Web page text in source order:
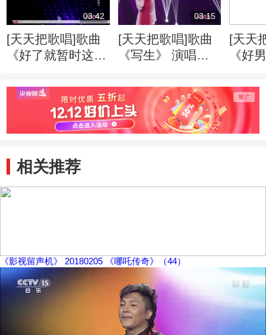
03:42
[天天把歌唱]歌曲
《好了就暂时这样
妍
03:15
[天天把歌唱]歌曲
《写生》 演唱：
[天天
《好
相关推荐
《影视留声机》 20180205 《哪吒传奇》（44）